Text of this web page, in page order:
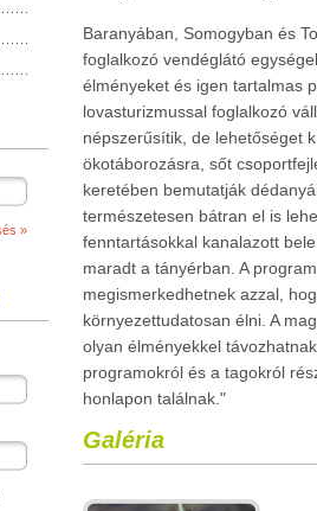
Baranyában, Somogyban és
foglalkozó vendéglátó
élményeket és igen tartalmas
lovasturizmussal foglalkozó
népszerűsítik, de lehetőséget
ökotáborozásra, sőt
keretében bemutatják
természetesen bátran el is
fenntartásokkal kanalazott
maradt a tányérban. A
megismerkedhetnek azzal,
környezettudatosan élni. A
olyan élményekkel
programokról és a tagokról
honlapon találnak."
Galéria